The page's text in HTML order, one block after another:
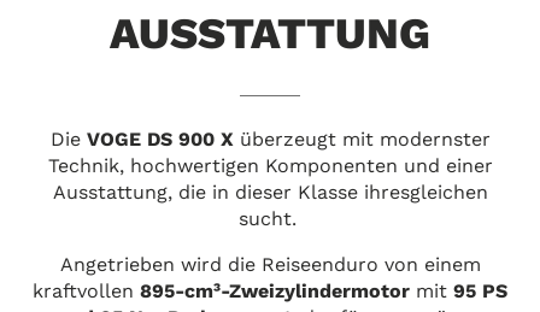
AUSSTATTUNG
Die VOGE DS 900 Xüberzeugt mit modernster
Technik, hochwertigen Komponenten und einer
Ausstattung, die in dieser Klasse ihresgleichen
sucht.
Angetrieben wird die Reiseenduro von einem
kraftvollen 895-cm³-Zweizylindermotor mit 95 PS
zur Übersicht